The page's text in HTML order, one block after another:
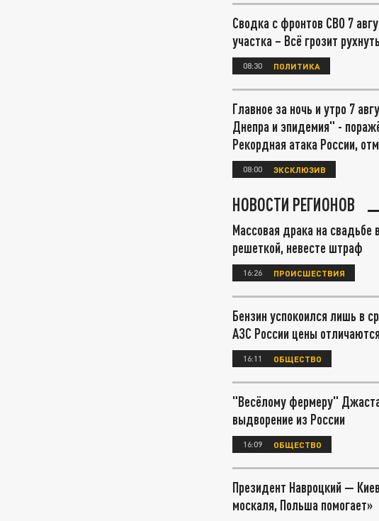
Сводка с фронтов СВО 7
участка – Всё грозит
08:30 ПОЛИТИКА
Главное за ночь и утро 7
Днепра и эпидемия" -
Рекордная атака России,
08:00 ЭКСКЛЮЗИВ
НОВОСТИ РЕГИОНОВ
Массовая драка на свадьбе
решеткой, невесте штраф
16:26 ПРОИСШЕСТВИЯ
Бензин успокоился лишь в
АЗС России цены
16:11 ОБЩЕСТВО
"Весёлому фермеру"
выдворение из России
16:09 ОБЩЕСТВО
Президент Навроцкий —
москаля, Польша помогает»